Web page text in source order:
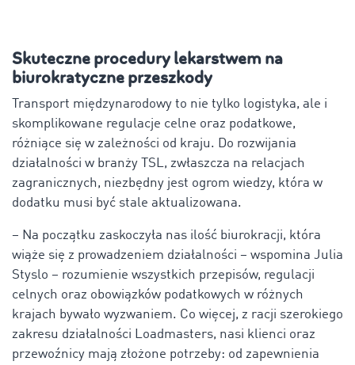
Skuteczne procedury lekarstwem na
biurokratyczne przeszkody
Transport międzynarodowy to nie tylko logistyka, ale i
skomplikowane regulacje celne oraz podatkowe,
różniące się w zależności od kraju. Do rozwijania
działalności w branży TSL, zwłaszcza na relacjach
zagranicznych, niezbędny jest ogrom wiedzy, która w
dodatku musi być stale aktualizowana.
– Na początku zaskoczyła nas ilość biurokracji, która
wiąże się z prowadzeniem działalności – wspomina Julia
Styslo – rozumienie wszystkich przepisów, regulacji
celnych oraz obowiązków podatkowych w różnych
krajach bywało wyzwaniem. Co więcej, z racji szerokiego
zakresu działalności Loadmasters, nasi klienci oraz
przewoźnicy mają złożone potrzeby: od zapewnienia